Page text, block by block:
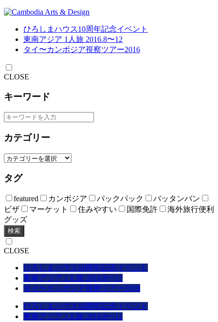
ひろしまハウス10周年記念イベント
東南アジア 1人旅 2016.8〜12
タイ〜カンボジア視察ツアー2016
CLOSE
キーワード
カテゴリー
タグ
featured カンボジア バックパック
バッタンバン
ビザ
マーケット 住みやすい 国際免許
海外旅行便利
グッズ
検索
CLOSE
ひろしまハウス10周年記念イベント
東南アジア 1人旅 2016.8〜12
タイ〜カンボジア視察ツアー2016
ひろしまハウス10周年記念イベント
東南アジア 1人旅 2016.8〜12